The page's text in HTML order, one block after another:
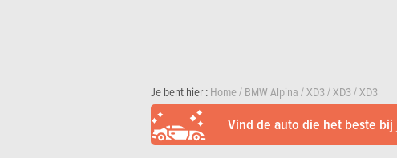
Je bent hier :Home/BMW Alpina/XD3/XD3/XD3
Vind de auto die het beste bij